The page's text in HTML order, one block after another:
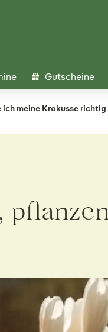
Gutscheine
meine Krokusse richtig